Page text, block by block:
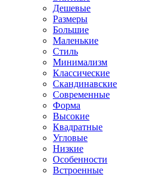
Дешевые
Размеры
Большие
Маленькие
Стиль
Минимализм
Классические
Скандинавские
Современные
Форма
Высокие
Квадратные
Угловые
Низкие
Особенности
Встроенные